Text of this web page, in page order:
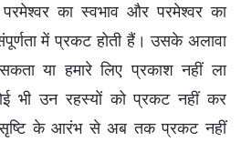
का स्वभाव और परमेश्वर का
में प्रकट होती हैं। उसके अलावा
या हमारे लिए प्रकाश नहीं ला
भी उन रहस्यों को प्रकट नहीं कर
सृष्टि के आरंभ से अब तक प्रकट नहीं